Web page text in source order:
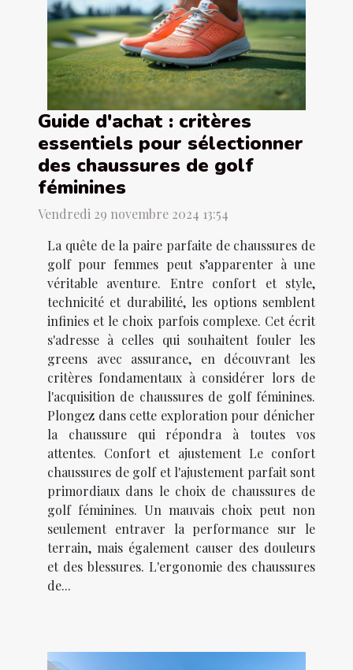
Guide d'achat : critères
essentiels pour sélectionner
des chaussures de golf
féminines
Vendredi 29 novembre 2024 13:54
La quête de la paire parfaite de chaussures de
golf pour femmes peut s’apparenter à une
véritable aventure. Entre confort et style,
technicité et durabilité, les options semblent
infinies et le choix parfois complexe. Cet écrit
s'adresse à celles qui souhaitent fouler les
greens avec assurance, en découvrant les
critères fondamentaux à considérer lors de
l'acquisition de chaussures de golf féminines.
Plongez dans cette exploration pour dénicher
la chaussure qui répondra à toutes vos
attentes. Confort et ajustement Le confort
chaussures de golf et l'ajustement parfait sont
primordiaux dans le choix de chaussures de
golf féminines. Un mauvais choix peut non
seulement entraver la performance sur le
terrain, mais également causer des douleurs
et des blessures. L'ergonomie des chaussures
de...